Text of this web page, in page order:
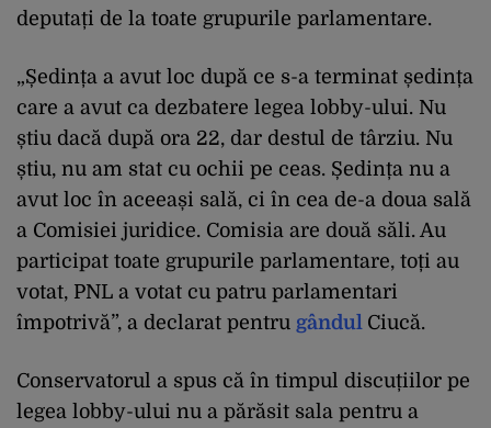
deputați de la toate grupurile parlamentare.
„Ședința a avut loc după ce s-a terminat ședința
care a avut ca dezbatere legea lobby-ului. Nu
știu dacă după ora 22, dar destul de târziu. Nu
știu, nu am stat cu ochii pe ceas. Ședința nu a
avut loc în aceeași sală, ci în cea de-a doua sală
a Comisiei juridice. Comisia are două săli. Au
participat toate grupurile parlamentare, toți au
votat, PNL a votat cu patru parlamentari
împotrivă”, a declarat pentru gândul Ciucă.
Conservatorul a spus că în timpul discuțiilor pe
legea lobby-ului nu a părăsit sala pentru a